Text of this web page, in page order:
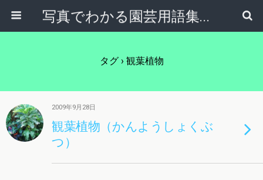
写真でわかる園芸用語集｜見て納得！かんたんガーデニング用語辞典
タグ › 観葉植物
2009年9月28日
観葉植物（かんようしょくぶ
つ）